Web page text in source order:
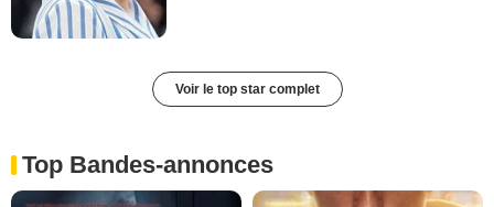
Voir le top star complet
Top Bandes-annonces